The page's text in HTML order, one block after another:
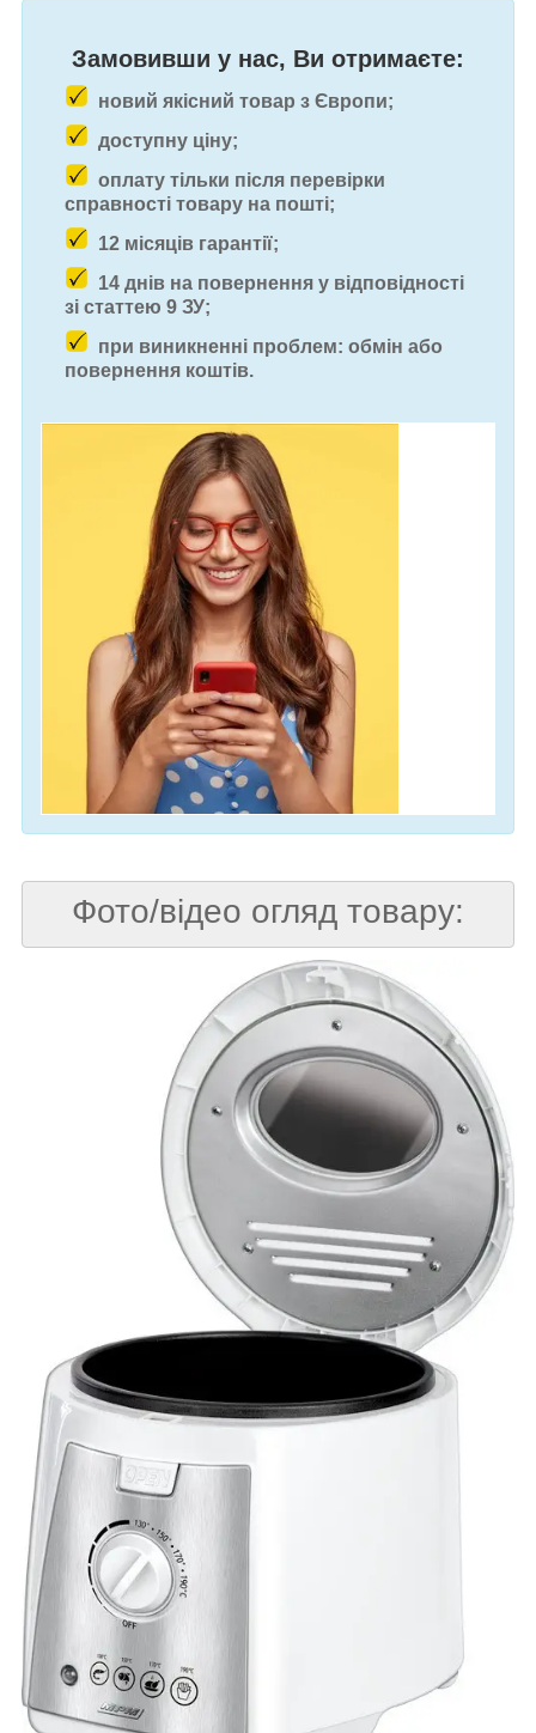
Замовивши у нас, Ви отримаєте:
новий якісний товар з Європи;
доступну ціну;
оплату тільки після перевірки
справності товару на пошті;
12 місяців гарантії;
14 днів на повернення у відповідності
зі статтею 9 ЗУ;
при виникненні проблем: обмін або
повернення коштів.
Фото/відео огляд товару: